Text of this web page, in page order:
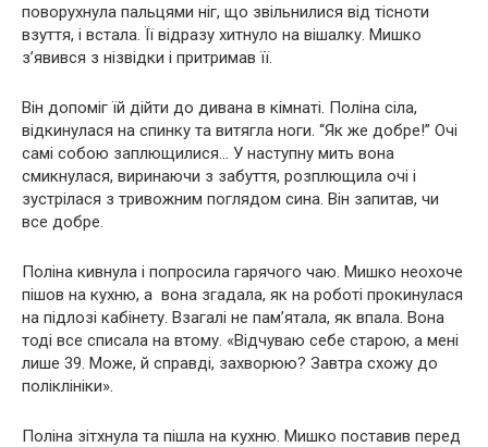
поворухнула пальцями ніг, що звільнилися від тісноти
взуття, і встала. Її відразу хитнуло на вішалку. Мишко
з’явився з нізвідки і притримав її.
Він допоміг їй дійти до дивана в кімнаті. Поліна сіла,
відкинулася на спинку та витягла ноги. “Як же добре!” Очі
самі собою заплющилися… У наступну мить вона
смикнулася, виринаючи з забуття, розплющила очі і
зустрілася з тривожним поглядом сина. Він запитав, чи
все добре.
Поліна кивнула і попросила гарячого чаю. Мишко неохоче
пішов на кухню, а вона згадала, як на роботі прокинулася
на підлозі кабінету. Взагалі не пам’ятала, як впала. Вона
тоді все списала на втому. «Відчуваю себе старою, а мені
лише 39. Може, й справді, захворюю? Завтра схожу до
поліклініки».
Поліна зітхнула та пішла на кухню. Мишко поставив перед